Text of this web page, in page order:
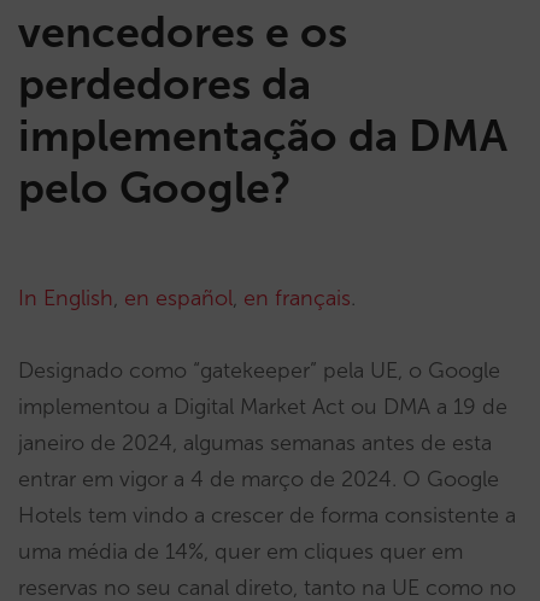
vencedores e os
perdedores da
implementação da DMA
pelo Google?
In English, en español, en français.
Designado como “gatekeeper” pela UE, o Google
implementou a Digital Market Act ou DMA a 19 de
janeiro de 2024, algumas semanas antes de esta
entrar em vigor a 4 de março de 2024. O Google
Hotels tem vindo a crescer de forma consistente a
uma média de 14%, quer em cliques quer em
reservas no seu canal direto, tanto na UE como no